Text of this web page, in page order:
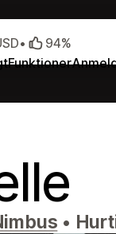
Funktioner
• 94%
•